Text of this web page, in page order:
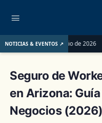
NOTICIAS & EVENTOS ↗
del 1 de junio de 2026 LLC o
Seguro de
en Arizona:
Negocios (2026)